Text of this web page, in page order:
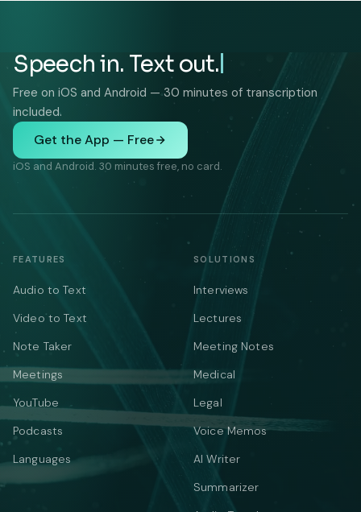
Speech in. Text out.
Free on iOS and Android — 30 minutes of transcription
included.
Get the App — Free
iOS and Android. 30 minutes free, no card.
FEATURES
Audio to Text
Video to Text
Note Taker
Meetings
YouTube
Podcasts
Languages
SOLUTIONS
Interviews
Lectures
Meeting Notes
Medical
Legal
Voice Memos
AI Writer
Summarizer